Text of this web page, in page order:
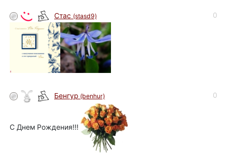
Стас (stasd9) 0
Бенгур (benhur) 0
С Днем Рождения!!!